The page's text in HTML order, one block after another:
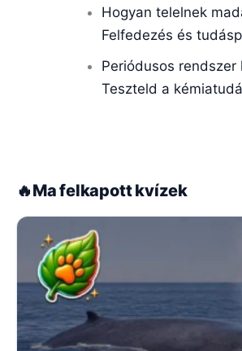
Hogyan telelnek
Felfedezés és
Periódusos rendszer
Teszteld a
🔥Ma felkapott kvízek